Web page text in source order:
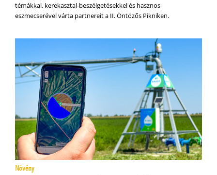
témákkal, kerekasztal-beszélgetésekkel és hasznos
eszmecserével várta partnereit a II. Öntözős Pikniken.
Növény